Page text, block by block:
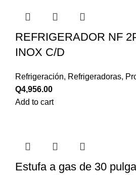
REFRIGERADOR NF
INOX C/D
Refrigeración, Refrigeradoras,
Q4,956.00
Add to cart
Estufa a gas de 30